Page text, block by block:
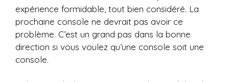
expérience formidable, tout bien considéré. La
prochaine console ne devrait pas avoir ce
problème. C’est un grand pas dans la bonne
direction si vous voulez qu’une console soit une
console.